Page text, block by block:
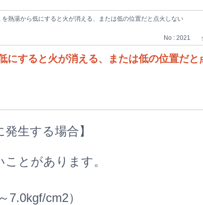
熱湯から低にすると火が消える、または低の位置だと点火しない
No : 2021
にすると火が消える、または低の位置だと
生する場合】
とがあります。
cm2）